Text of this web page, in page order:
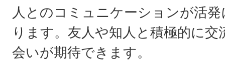
人とのコミュニケーションが活
ります。友人や知人と積極的に
会いが期待できます。